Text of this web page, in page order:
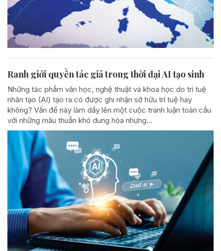
Ranh giới quyền tác giả trong thời đại AI tạo sinh
Những tác phẩm văn học, nghệ thuật và khoa học do trí tuệ
nhân tạo (AI) tạo ra có được ghi nhận sở hữu trí tuệ hay
không? Vấn đề này làm dấy lên một cuộc tranh luận toàn cầu
với những mâu thuẫn khó dung hòa nhưng...